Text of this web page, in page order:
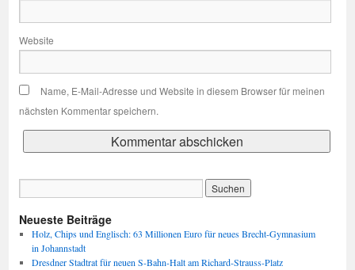
Website
Name, E-Mail-Adresse und Website in diesem Browser für meinen
nächsten Kommentar speichern.
Neueste Beiträge
Holz, Chips und Englisch: 63 Millionen Euro für neues Brecht-Gymnasium
in Johannstadt
Dresdner Stadtrat für neuen S-Bahn-Halt am Richard-Strauss-Platz